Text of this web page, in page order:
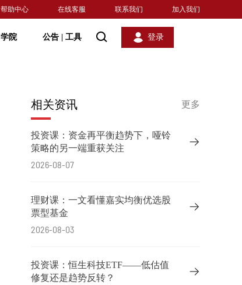
帮助中心 在线客服 联系我们 加入我们
学院 公告 工具 登录
更多
相关资讯
投资课：资金再平衡趋势下，哑铃
策略的另一端重获关注
2026-08-07
理财课：一文看懂嘉实均衡优选股
票型基金
2026-08-03
投资课：恒生科技ETF——低估值
修复还是趋势反转？